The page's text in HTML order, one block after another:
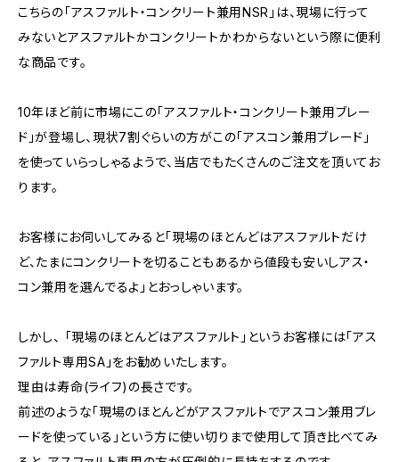
こちらの「アスファルト・コンクリート兼用NSR」は、現場に行って
みないとアスファルトかコンクリートかわからないという際に便利
な商品です。
10年ほど前に市場にこの「アスファルト・コンクリート兼用ブレー
ド」が登場し、現状7割ぐらいの方がこの「アスコン兼用ブレード」
を使っていらっしゃるようで、当店でもたくさんのご注文を頂いてお
ります。
お客様にお伺いしてみると「現場のほとんどはアスファルトだけ
ど、たまにコンクリートを切ることもあるから値段も安いしアス・
コン兼用を選んでるよ」とおっしゃいます。
しかし、 「現場のほとんどはアスファルト」というお客様には「アス
ファルト専用SA」をお勧めいたします。
理由は寿命(ライフ)の長さです。
前述のような「現場のほとんどがアスファルトでアスコン兼用ブレ
ードを使っている」という方に使い切りまで使用して頂き比べてみ